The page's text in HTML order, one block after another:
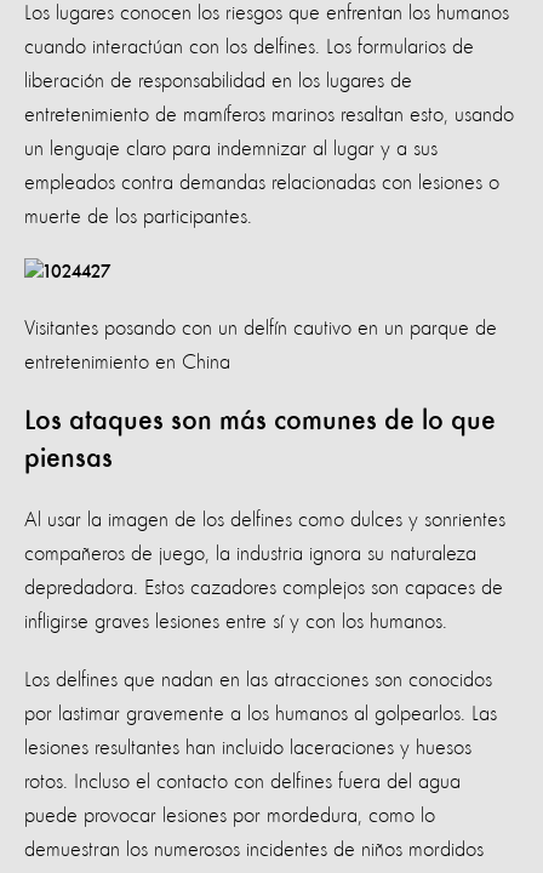
Los lugares conocen los riesgos que enfrentan los humanos
cuando interactúan con los delfines. Los formularios de
liberación de responsabilidad en los lugares de
entretenimiento de mamíferos marinos resaltan esto, usando
un lenguaje claro para indemnizar al lugar y a sus
empleados contra demandas relacionadas con lesiones o
muerte de los participantes.
Visitantes posando con un delfín cautivo en un parque de
entretenimiento en China
Los ataques son más comunes de lo que
piensas
Al usar la imagen de los delfines como dulces y sonrientes
compañeros de juego, la industria ignora su naturaleza
depredadora. Estos cazadores complejos son capaces de
infligirse graves lesiones entre sí y con los humanos.
Los delfines que nadan en las atracciones son conocidos
por lastimar gravemente a los humanos al golpearlos. Las
lesiones resultantes han incluido laceraciones y huesos
rotos. Incluso el contacto con delfines fuera del agua
puede provocar lesiones por mordedura, como lo
demuestran los numerosos incidentes de niños mordidos